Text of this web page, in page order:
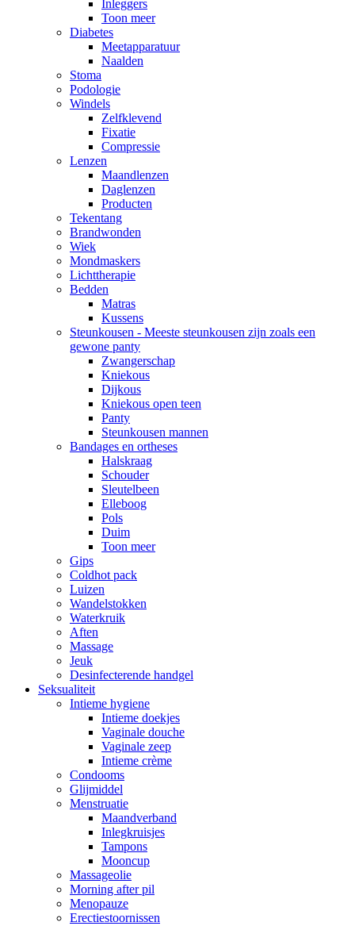
Inleggers
Toon meer
Diabetes
Meetapparatuur
Naalden
Stoma
Podologie
Windels
Zelfklevend
Fixatie
Compressie
Lenzen
Maandlenzen
Daglenzen
Producten
Tekentang
Brandwonden
Wiek
Mondmaskers
Lichttherapie
Bedden
Matras
Kussens
Steunkousen - Meeste steunkousen zijn zoals een
gewone panty
Zwangerschap
Kniekous
Dijkous
Kniekous open teen
Panty
Steunkousen mannen
Bandages en ortheses
Halskraag
Schouder
Sleutelbeen
Elleboog
Pols
Duim
Toon meer
Gips
Coldhot pack
Luizen
Wandelstokken
Waterkruik
Aften
Massage
Jeuk
Desinfecterende handgel
Seksualiteit
Intieme hygiene
Intieme doekjes
Vaginale douche
Vaginale zeep
Intieme crème
Condooms
Glijmiddel
Menstruatie
Maandverband
Inlegkruisjes
Tampons
Mooncup
Massageolie
Morning after pil
Menopauze
Erectiestoornissen